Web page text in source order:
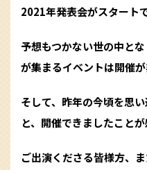
2021年発表会がスタート
予想もつかない世の中と
が集まるイベントは開催
そして、昨年の今頃を思
と、開催できましたこと
ご出演くださる皆様方、